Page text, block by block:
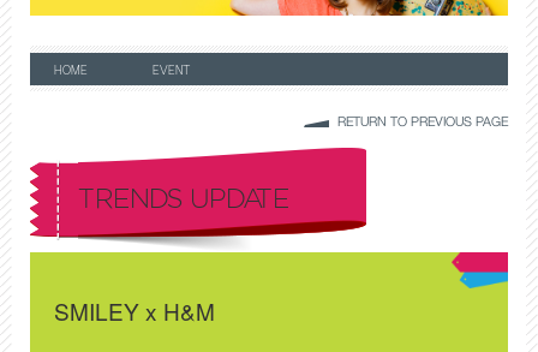
HOME EVENT
RETURN TO PREVIOUS PAGE
TRENDS UPDATE
SMILEY x H&M